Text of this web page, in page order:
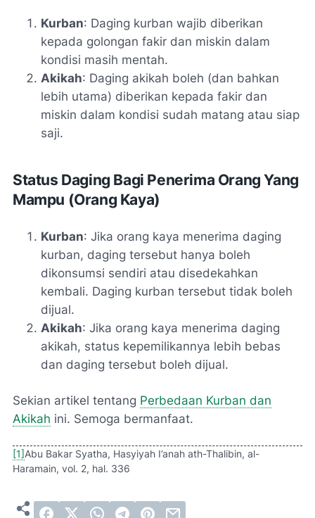
Kurban: Daging kurban wajib diberikan
kepada golongan fakir dan miskin dalam
kondisi masih mentah.
Akikah: Daging akikah boleh (dan bahkan
lebih utama) diberikan kepada fakir dan
miskin dalam kondisi sudah matang atau siap
saji.
Status Daging Bagi Penerima Orang Yang
Mampu (Orang Kaya)
Kurban: Jika orang kaya menerima daging
kurban, daging tersebut hanya boleh
dikonsumsi sendiri atau disedekahkan
kembali. Daging kurban tersebut tidak boleh
dijual.
Akikah: Jika orang kaya menerima daging
akikah, status kepemilikannya lebih bebas
dan daging tersebut boleh dijual.
Sekian artikel tentang Perbedaan Kurban dan
Akikah ini. Semoga bermanfaat.
[1]Abu Bakar Syatha, Hasyiyah I’anah ath-Thalibin, al-
Haramain, vol. 2, hal. 336